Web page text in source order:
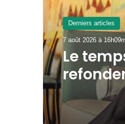
Derniers articles
7 août 2026 à
Gabon :